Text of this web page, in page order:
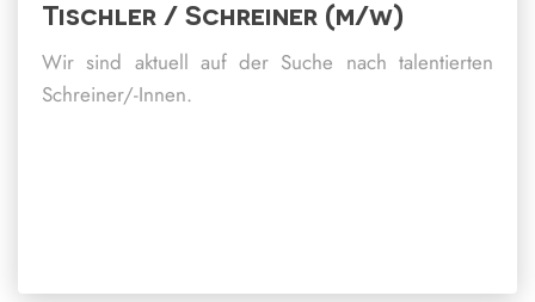
Tischler / Schreiner (m/w)
Wir sind aktuell auf der Suche nach talentierten
Schreiner/-Innen.